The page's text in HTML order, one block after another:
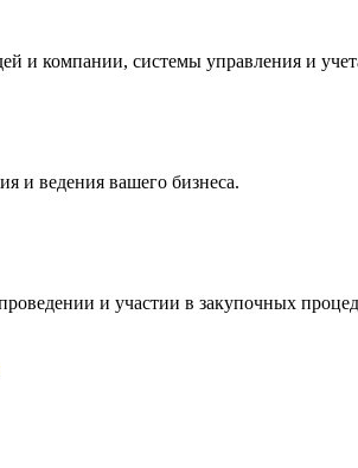
и компании, системы управления и
и ведения вашего бизнеса.
и участии в закупочных